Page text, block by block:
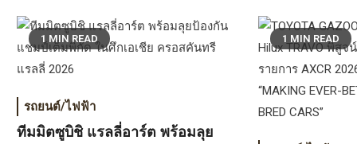
1 MIN READ
รถยนต์/ไฟฟ้า
ทีมมิตซูบิชิ แรลลี่อาร์ต พร้อมลุย
1 MIN READ